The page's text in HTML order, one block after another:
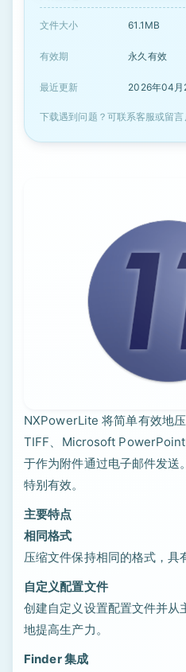
文件大小 61.1MB
有效期 永久有效
最近更新 2026年04月
下载遇到问题？可联系客服或留言
NXPowerLite 将简单有效地压
TIFF、Microsoft
于作为附件通过电子邮件发送
特别有效。
主要特点
相同格式
压缩文件保持相同的格式，具
自定义配置文件
创建自定义设置配置文件并从
地提高生产力。
Finder 集成